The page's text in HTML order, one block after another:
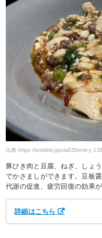
出典: https://ameblo.jp/uta525/entry-
豚ひき肉と豆腐、ねぎ、しょ
でかさましができます。豆板
代謝の促進、疲労回復の効果が
詳細はこちら